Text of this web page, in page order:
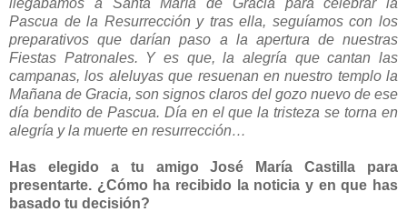
llegábamos a Santa María de Gracia para celebrar la
Pascua de la Resurrección y tras ella, seguíamos con los
preparativos que darían paso a la apertura de nuestras
Fiestas Patronales. Y es que, la alegría que cantan las
campanas, los aleluyas que resuenan en nuestro templo la
Mañana de Gracia, son signos claros del gozo nuevo de ese
día bendito de Pascua. Día en el que la tristeza se torna en
alegría y la muerte en resurrección…
Has elegido a tu amigo José María Castilla para
presentarte. ¿Cómo ha recibido la noticia y en que has
basado tu decisión?